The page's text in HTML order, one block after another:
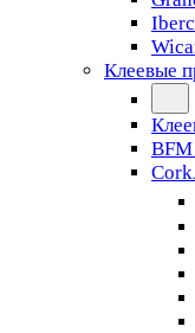
Клеевые